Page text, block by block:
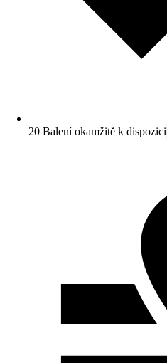
20 Balení okamžitě k dispozici